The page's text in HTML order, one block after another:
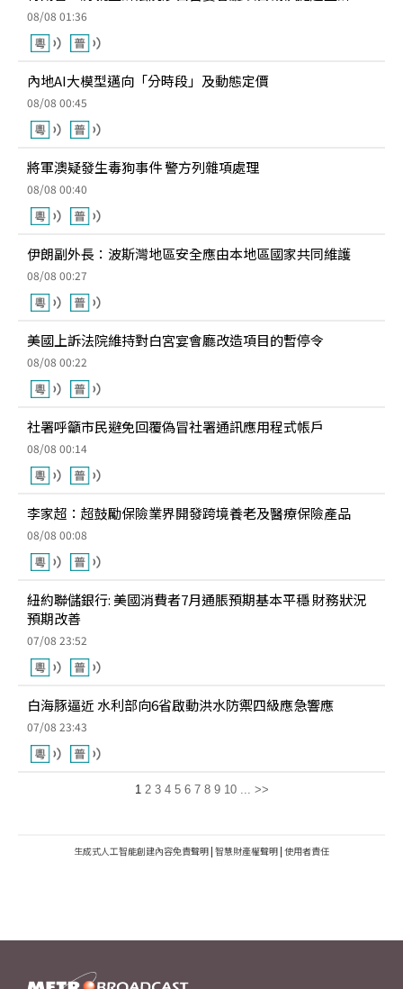
08/08 01:36
內地AI大模型邁向「分時段」及動態定價
08/08 00:45
將軍澳疑發生毒狗事件 警方列雜項處理
08/08 00:40
伊朗副外長：波斯灣地區安全應由本地區國家共同維護
08/08 00:27
美國上訴法院維持對白宮宴會廳改造項目的暫停令
08/08 00:22
社署呼籲市民避免回覆偽冒社署通訊應用程式帳戶
08/08 00:14
李家超：超鼓勵保險業界開發跨境養老及醫療保險產品
08/08 00:08
紐約聯儲銀行: 美國消費者7月通脹預期基本平穩 財務狀況
預期改善
07/08 23:52
白海豚逼近 水利部向6省啟動洪水防禦四級應急響應
07/08 23:43
1 2 3 4 5 6 7 8 9 10 ... >>
生成式人工智能創建內容免責聲明 | 智慧財產權聲明 | 使用者責任